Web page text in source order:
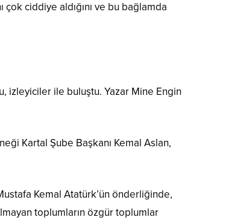
ciddiye aldığını ve bu bağlamda
izleyiciler ile buluştu. Yazar Mine Engin
Kartal Şube Başkanı Kemal Aslan,
Kemal Atatürk’ün önderliğinde,
toplumların özgür toplumlar